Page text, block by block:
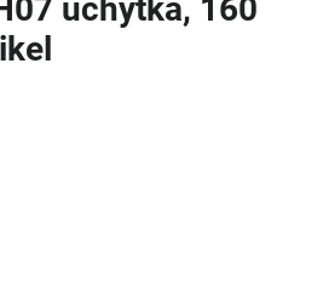
úchytka, 160